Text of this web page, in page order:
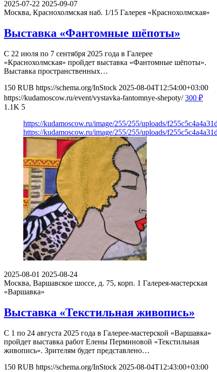
2025-07-22 2025-09-07
Москва, Краснохолмская наб. 1/15 Галерея «Краснохолмская»
Выставка «Фантомные шёпоты»
С 22 июля по 7 сентября 2025 года в Галерее
«Краснохолмская» пройдет выставка «Фантомные шёпоты».
Выставка пространственных…
150 RUB https://schema.org/InStock 2025-08-04T12:54:00+03:00
https://kudamoscow.ru/event/vystavka-fantomnye-shepoty/ 300 ₽
1.1K 5
https://kudamoscow.ru/image/255/255/uploads/
https://kudamoscow.ru/image/255/255/uploads/
2025-08-01 2025-08-24
Москва, Варшавское шоссе, д. 75, корп. 1 Галерея-мастерская
«Варшавка»
Выставка «Текстильная живопись»
С 1 по 24 августа 2025 года в Галерее-мастерской «Варшавка»
пройдет выставка работ Елены Перминовой «Текстильная
живопись». Зрителям будет представлено…
150 RUB https://schema.org/InStock 2025-08-04T12:43:00+03:00